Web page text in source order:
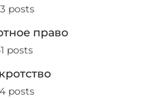
posts
право
posts
posts